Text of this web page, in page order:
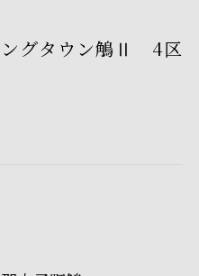
ングタウン鵤Ⅱ 4区